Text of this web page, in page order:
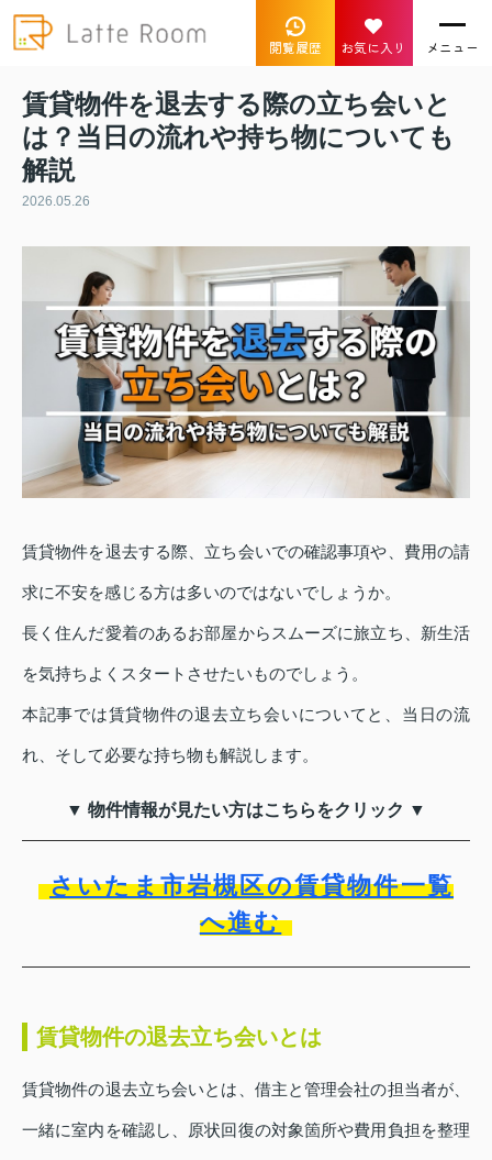
閲覧履歴 お気に入り メニュー
賃貸物件を退去する際の立ち会いと
は？当日の流れや持ち物についても
解説
2026.05.26
賃貸物件を退去する際、立ち会いでの確認事項や、費用の請
求に不安を感じる方は多いのではないでしょうか。
長く住んだ愛着のあるお部屋からスムーズに旅立ち、新生活
を気持ちよくスタートさせたいものでしょう。
本記事では賃貸物件の退去立ち会いについてと、当日の流
れ、そして必要な持ち物も解説します。
▼ 物件情報が見たい方はこちらをクリック ▼
さいたま市岩槻区の賃貸物件一覧
へ進む
賃貸物件の退去立ち会いとは
賃貸物件の退去立ち会いとは、借主と管理会社の担当者が、
一緒に室内を確認し、原状回復の対象箇所や費用負担を整理